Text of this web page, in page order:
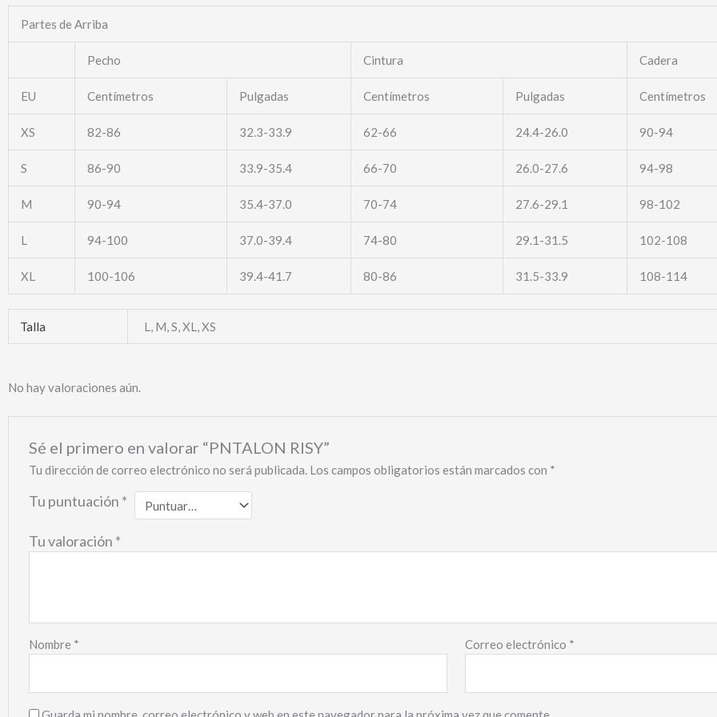
Partes de Arriba
Pecho Cintura Cadera
EU Centímetros Pulgadas Centímetros Pulgadas Centímetros
XS 82-86 32.3-33.9 62-66 24.4-26.0 90-94
S 86-90 33.9-35.4 66-70 26.0-27.6 94-98
M 90-94 35.4-37.0 70-74 27.6-29.1 98-102
L 94-100 37.0-39.4 74-80 29.1-31.5 102-108
XL 100-106 39.4-41.7 80-86 31.5-33.9 108-114
Talla L, M, S, XL, XS
No hay valoraciones aún.
Sé el primero en valorar “PNTALON RISY”
Tu dirección de correo electrónico no será publicada. Los campos obligatorios están marcados con *
Tu puntuación *
Tu valoración *
Nombre * Correo electrónico *